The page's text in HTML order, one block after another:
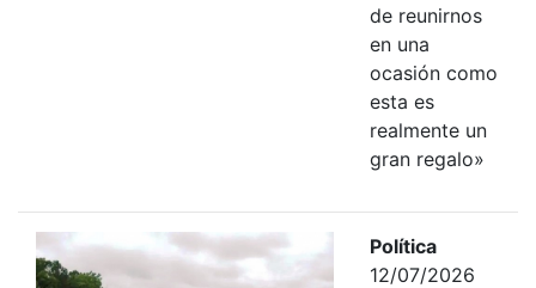
de reunirnos
en una
ocasión como
esta es
realmente un
gran regalo»
Política
12/07/2026